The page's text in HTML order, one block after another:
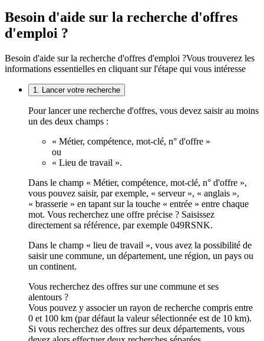
Besoin d'aide sur la recherche d'offres
d'emploi ?
Besoin d'aide sur la recherche d'offres d'emploi ?Vous trouverez les
informations essentielles en cliquant sur l'étape qui vous intéresse
1. Lancer votre recherche
Pour lancer une recherche d'offres, vous devez saisir au moins
un des deux champs :
« Métier, compétence, mot-clé, n° d'offre »
ou
« Lieu de travail ».
Dans le champ « Métier, compétence, mot-clé, n° d'offre »,
vous pouvez saisir, par exemple, « serveur », « anglais »,
« brasserie » en tapant sur la touche « entrée » entre chaque
mot. Vous recherchez une offre précise ? Saisissez
directement sa référence, par exemple 049RSNK.
Dans le champ « lieu de travail », vous avez la possibilité de
saisir une commune, un département, une région, un pays ou
un continent.
Vous recherchez des offres sur une commune et ses
alentours ?
Vous pouvez y associer un rayon de recherche compris entre
0 et 100 km (par défaut la valeur sélectionnée est de 10 km).
Si vous recherchez des offres sur deux départements, vous